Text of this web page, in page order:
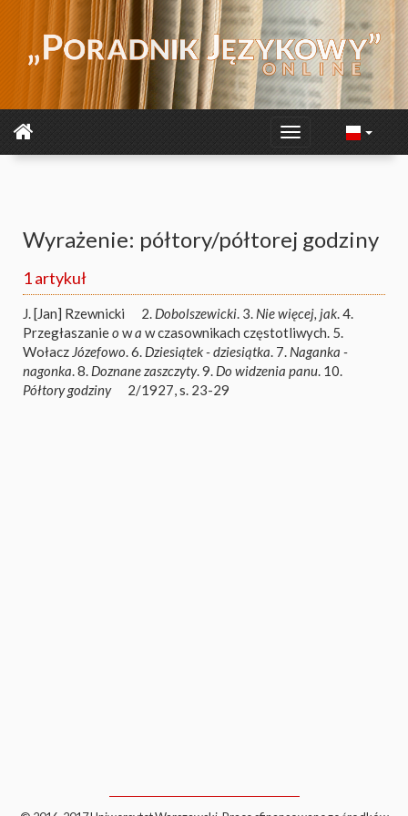
Wyrażenie: półtory/półtorej godziny
1 artykuł
J. [Jan] Rzewnicki 2. Dobolszewicki. 3. Nie więcej, jak. 4.
Przegłaszanieo wa w czasownikach częstotliwych. 5.
Wołacz Józefowo. 6. Dziesiątek - dziesiątka. 7. Naganka -
nagonka. 8. Doznane zaszczyty. 9. Do widzenia panu. 10.
Półtory godziny
2/1927, s. 23-29